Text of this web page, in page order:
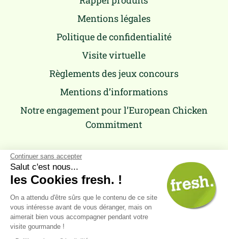
Mentions légales
Politique de confidentialité
Visite virtuelle
Règlements des jeux concours
Mentions d’informations
Notre engagement pour l’European Chicken
Commitment
Continuer sans accepter
Salut c'est nous...
les Cookies fresh. !
On a attendu d'être sûrs que le contenu de ce site
vous intéresse avant de vous déranger, mais on
aimerait bien vous accompagner pendant votre
visite gourmande !